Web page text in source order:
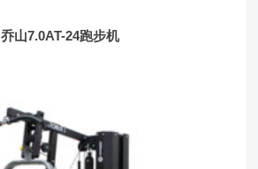
乔山7.0AT-24跑步机